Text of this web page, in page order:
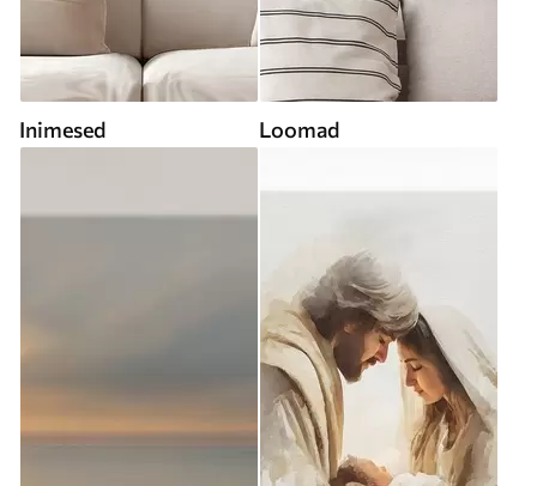
Inimesed Loomad